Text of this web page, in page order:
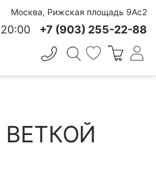
Москва, Рижская площадь 9Ас2
20:00 +7 (903) 255-22-88